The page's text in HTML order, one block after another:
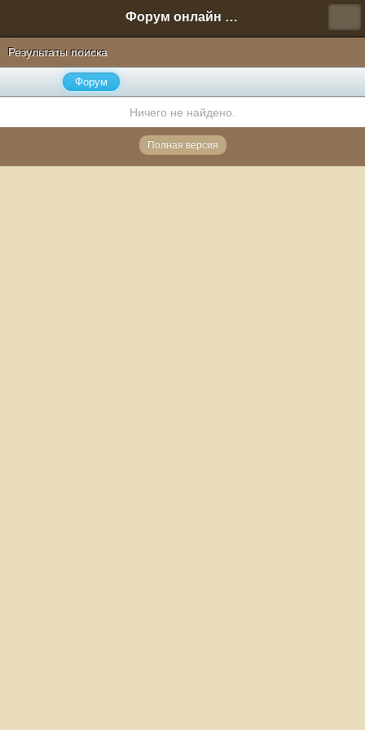
Форум онлайн игры "Новая Эра" (Нюра Биз)
Результаты поиска
Форум
Ничего не найдено.
Полная версия